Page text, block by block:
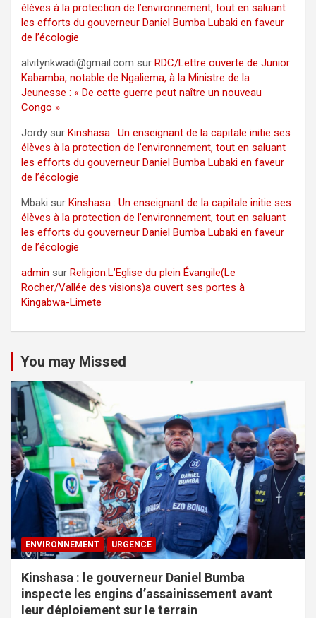
élèves à la protection de l’environnement, tout en saluant
les efforts du gouverneur Daniel Bumba Lubaki en faveur
de l’écologie
alvitynkwadi@gmail.com sur RDC/Lettre ouverte de Junior
Kabamba, notable de Ngaliema, à la Ministre de la
Jeunesse : « De cette guerre peut naître un nouveau
Congo »
Jordy sur Kinshasa : Un enseignant de la capitale initie ses
élèves à la protection de l’environnement, tout en saluant
les efforts du gouverneur Daniel Bumba Lubaki en faveur
de l’écologie
Mbaki sur Kinshasa : Un enseignant de la capitale initie ses
élèves à la protection de l’environnement, tout en saluant
les efforts du gouverneur Daniel Bumba Lubaki en faveur
de l’écologie
admin sur Religion:L’Eglise du plein Évangile(Le
Rocher/Vallée des visions)a ouvert ses portes à
Kingabwa-Limete
You may Missed
ENVIRONNEMENT URGENCE
Kinshasa : le gouverneur Daniel Bumba
inspecte les engins d’assainissement avant
leur déploiement sur le terrain